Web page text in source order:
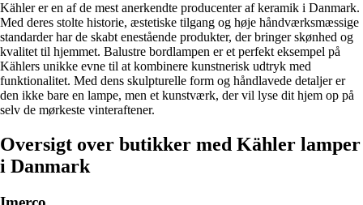
Kähler er en af de mest anerkendte producenter af keramik i Danmark.
Med deres stolte historie, æstetiske tilgang og høje håndværksmæssige
standarder har de skabt enestående produkter, der bringer skønhed og
kvalitet til hjemmet. Balustre bordlampen er et perfekt eksempel på
Kählers unikke evne til at kombinere kunstnerisk udtryk med
funktionalitet. Med dens skulpturelle form og håndlavede detaljer er
den ikke bare en lampe, men et kunstværk, der vil lyse dit hjem op på
selv de mørkeste vinteraftener.
Oversigt over butikker med Kähler lamper
i Danmark